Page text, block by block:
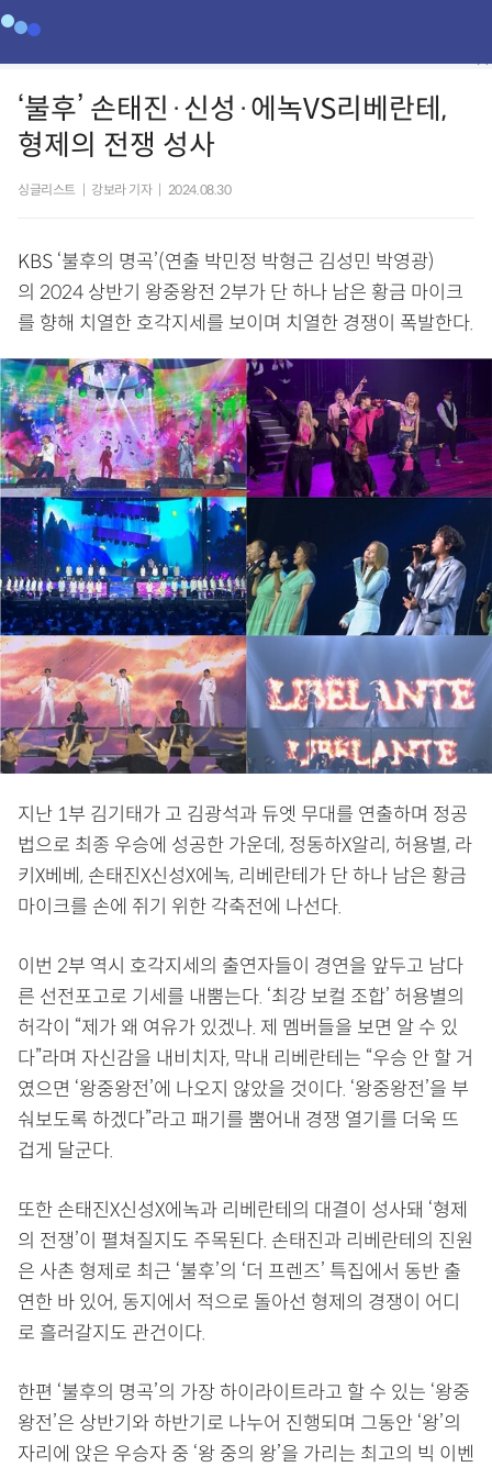
‘불후’ 손태진·신성·에녹VS리베란테,
형제의 전쟁 성사
싱글리스트 강보라 기자 2024.08.30
KBS ‘불후의 명곡’(연출 박민정 박형근 김성민 박영광)
의 2024 상반기 왕중왕전 2부가 단 하나 남은 황금 마이크
를 향해 치열한 호각지세를 보이며 치열한 경쟁이 폭발한다.
지난 1부 김기태가 고 김광석과 듀엣 무대를 연출하며 정공
법으로 최종 우승에 성공한 가운데, 정동하X알리, 허용별, 라
키X베베, 손태진X신성X에녹, 리베란테가 단 하나 남은 황금
마이크를 손에 쥐기 위한 각축전에 나선다.
이번 2부 역시 호각지세의 출연자들이 경연을 앞두고 남다
른 선전포고로 기세를 내뿜는다. ‘최강 보컬 조합’ 허용별의
허각이 “제가 왜 여유가 있겠나. 제 멤버들을 보면 알 수 있
다”라며 자신감을 내비치자, 막내 리베란테는 “우승 안 할 거
였으면 ‘왕중왕전’에 나오지 않았을 것이다. ‘왕중왕전’을 부
숴보도록 하겠다”라고 패기를 뿜어내 경쟁 열기를 더욱 뜨
겁게 달군다.
또한 손태진X신성X에녹과 리베란테의 대결이 성사돼 ‘형제
의 전쟁’이 펼쳐질지도 주목된다. 손태진과 리베란테의 진원
은 사촌 형제로 최근 ‘불후’의 ‘더 프렌즈’ 특집에서 동반 출
연한 바 있어, 동지에서 적으로 돌아선 형제의 경쟁이 어디
로 흘러갈지도 관건이다.
한편 ‘불후의 명곡’의 가장 하이라이트라고 할 수 있는 ‘왕중
왕전’은 상반기와 하반기로 나누어 진행되며 그동안 ‘왕’의
자리에 앉은 우승자 중 ‘왕 중의 왕’을 가리는 최고의 빅 이벤